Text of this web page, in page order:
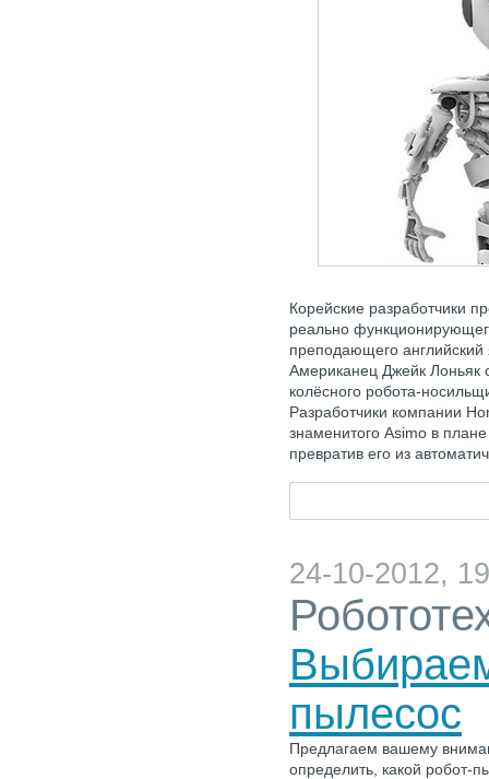
Корейские разработчики
реально
преподающего английский
Американец Джейк Лоньяк
колёсного робота-
Разработчики компании
знаменитого Asimo в
превратив его из
24-10-2012,
пылесос
Предлагаем вашему
определить, какой робот-